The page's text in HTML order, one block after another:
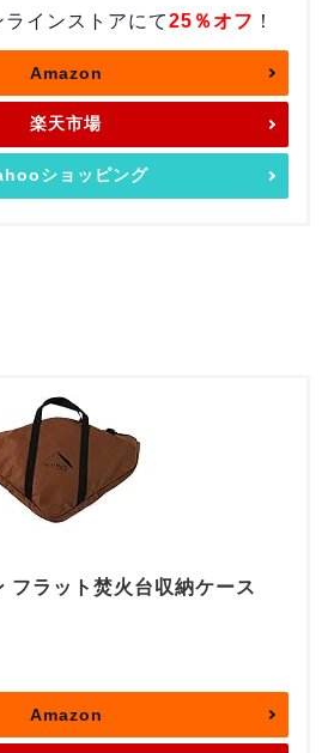
ラインストアにて25％オフ ！
Amazon
楽天市場
ショッピング
フラット焚火台収納ケース
Amazon